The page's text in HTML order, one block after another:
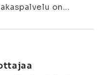
on...